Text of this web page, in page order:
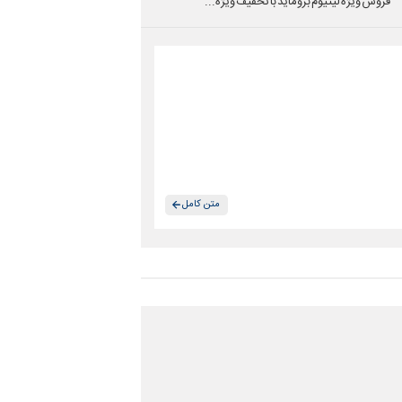
متن کامل